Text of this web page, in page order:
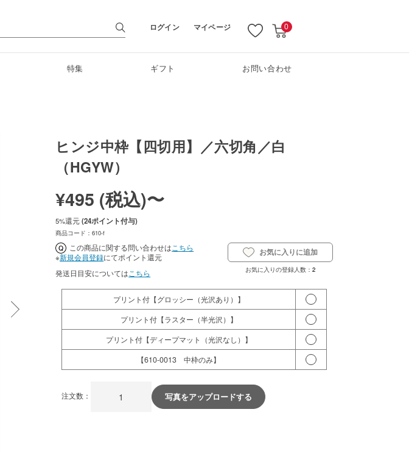
ログイン マイページ 0
特集 ギフト お問い合わせ
ヒンジ中枠【四切用】／六切角／白
（HGYW）
¥495 (税込)〜
5%還元(24ポイント付与)
商品コード：610-f
この商品に関する問い合わせは こちら
※新規会員登録にてポイント還元
発送日目安については こちら
お気に入りに追加
お気に入りの登録人数：2
プリント付【グロッシー（光沢あり）】
プリント付【ラスター（半光沢）】
プリント付【ディープマット（光沢なし）】
【610-0013 中枠のみ】
注文数： 写真をアップロードする